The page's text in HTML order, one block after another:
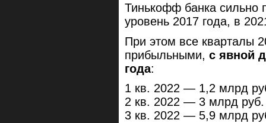
Тинькофф банка сильно
уровень 2017 года, в
При этом все кварталы
прибыльными, с явной
года:
1 кв. 2022 — 1,2 млрд
2 кв. 2022 — 3 млрд руб.
3 кв. 2022 — 5,9 млрд